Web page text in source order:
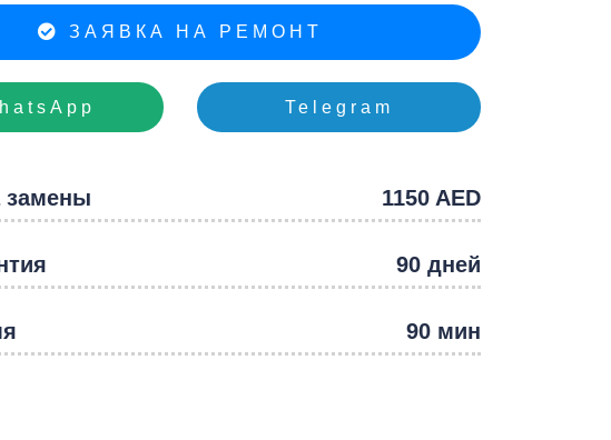
ЗАЯВКА НА РЕМОНТ
Telegram
замены 1150 AED
90 дней
90 мин